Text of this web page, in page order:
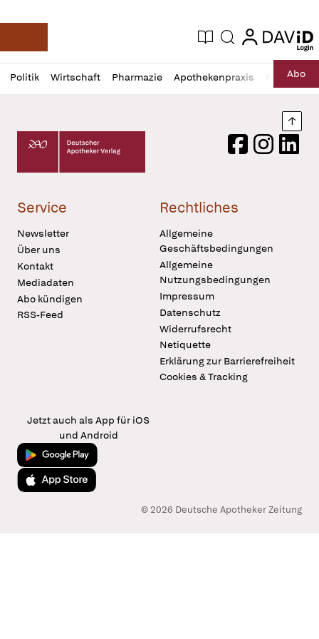
Deutsche Apotheker Zeitung
Aktuelle Ausgabe
Suche login
login
Politik Wirtschaft Pharmazie Apothekenpraxis RechtAbo
Profil
öffnen
Daz
Pur
Deutscher Apotheker Verlag Logo
FacebookInstagram
Service
Newsletter
Über uns
Kontakt
Mediadaten
Abo kündigen
RSS-Feed
Rechtliches
Allgemeine
Geschäftsbedingungen
Allgemeine
Nutzungsbedingungen
Impressum
Datenschutz
Widerrufsrecht
Netiquette
Erklärung zur Barrierefreiheit
Cookies & Tracking
Jetzt auch als App für iOS
und Android
Jetzt bei Google Play
Laden im App Store
© 2026 Deutsche Apotheker Zeitung